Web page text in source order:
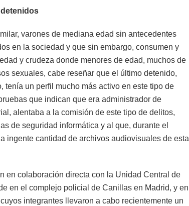
varones de mediana edad sin antecedentes
en la sociedad y que sin embargo, consumen y
y crudeza donde menores de edad, muchos de
sexuales, cabe reseñar que el último detenido,
un perfil mucho más activo en este tipo de
que indican que era administrador de
alentaba a la comisión de este tipo de delitos,
de seguridad informática y al que, durante el
ingente cantidad de archivos audiovisuales de esta
en colaboración directa con la Unidad Central de
en el complejo policial de Canillas en Madrid, y en
integrantes llevaron a cabo recientemente un